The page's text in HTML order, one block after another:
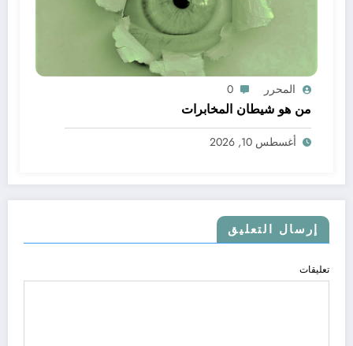
المحرر 0
من هو شيطان المخابرات
أغسطس 10, 2026
إرسال التعليق
تعليقات